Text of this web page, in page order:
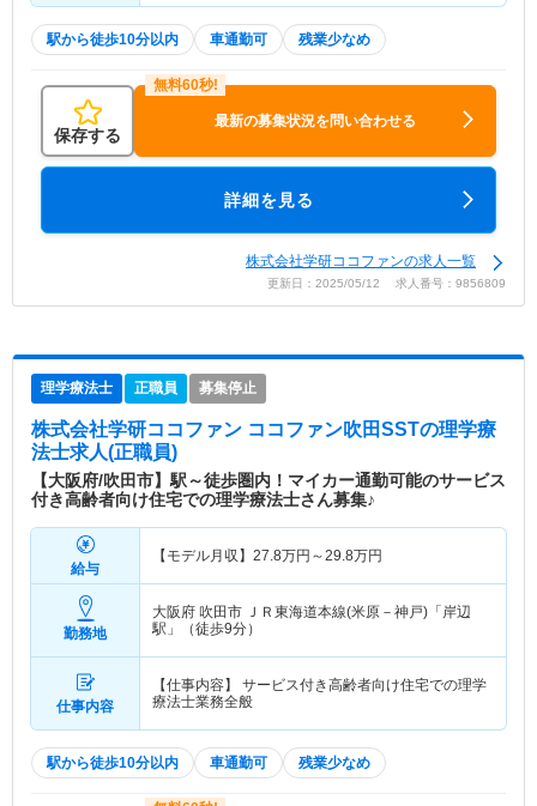
駅から徒歩10分以内 車通勤可 残業少なめ
保存する
最新の募集状況を問い合わせる
詳細を見る
株式会社学研ココファンの求人一覧
更新日：2025/05/12 求人番号：9856809
理学療法士 正職員 募集停止
株式会社学研ココファン ココファン吹田SSTの理学療
法士求人(正職員)
【大阪府/吹田市】駅～徒歩圏内！マイカー通勤可能のサービス
付き高齢者向け住宅での理学療法士さん募集♪
給与
【モデル月収】 27.8万円～29.8万円
勤務地
大阪府 吹田市 ＪＲ東海道本線(米原－神戸)「岸辺
駅」（徒歩9分）
仕事内容
【仕事内容】 サービス付き高齢者向け住宅での理学
療法士業務全般
駅から徒歩10分以内 車通勤可 残業少なめ